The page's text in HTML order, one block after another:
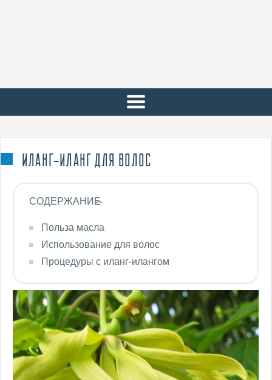
ИЛАНГ-ИЛАНГ ДЛЯ ВОЛОС
СОДЕРЖАНИЕ
Польза масла
Использование для волос
Процедуры с иланг-илангом